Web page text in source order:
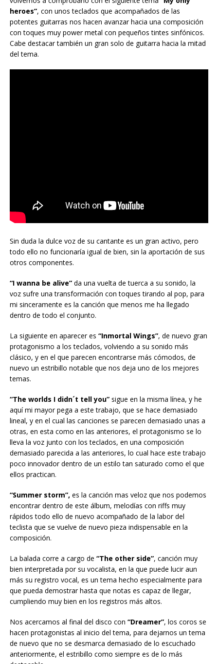
heroes”, con unos teclados que acompañados de las
potentes guitarras nos hacen avanzar hacia una composición
con toques muy power metal con pequeños tintes sinfónicos.
Cabe destacar también un gran solo de guitarra hacia la mitad
del tema.
Sin duda la dulce voz de su cantante es un gran activo, pero
todo ello no funcionaría igual de bien, sin la aportación de sus
otros componentes.
“I wanna be alive” da una vuelta de tuerca a su sonido, la
voz sufre una transformación con toques tirando al pop, para
mi sinceramente es la canción que menos me ha llegado
dentro de todo el conjunto.
La siguiente en aparecer es “Inmortal Wings”, de nuevo gran
protagonismo a los teclados, volviendo a su sonido más
clásico, y en el que parecen encontrarse más cómodos, de
nuevo un estribillo notable que nos deja uno de los mejores
temas.
“The worlds I didn´t tell you” sigue en la misma línea, y he
aquí mi mayor pega a este trabajo, que se hace demasiado
lineal, y en el cual las canciones se parecen demasiado unas a
otras, en esta como en las anteriores, el protagonismo se lo
lleva la voz junto con los teclados, en una composición
demasiado parecida a las anteriores, lo cual hace este trabajo
poco innovador dentro de un estilo tan saturado como el que
ellos practican.
“Summer storm”, es la canción mas veloz que nos podemos
encontrar dentro de este álbum, melodías con riffs muy
rápidos todo ello de nuevo acompañado de la labor del
teclista que se vuelve de nuevo pieza indispensable en la
composición.
La balada corre a cargo de “The other side”, canción muy
bien interpretada por su vocalista, en la que puede lucir aun
más su registro vocal, es un tema hecho especialmente para
que pueda demostrar hasta que notas es capaz de llegar,
cumpliendo muy bien en los registros más altos.
Nos acercamos al final del disco con “Dreamer”, los coros se
hacen protagonistas al inicio del tema, para dejarnos un tema
de nuevo que no se desmarca demasiado de lo escuchado
anteriormente, el estribillo como siempre es de lo más